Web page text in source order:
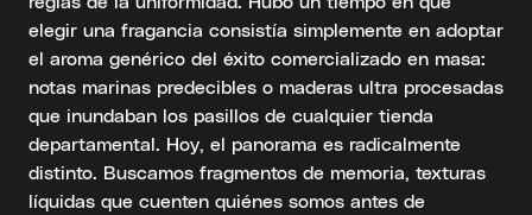
elegir una fragancia consistía simplemente en adoptar
el aroma genérico del éxito comercializado en masa:
notas marinas predecibles o maderas ultra procesadas
que inundaban los pasillos de cualquier tienda
departamental. Hoy, el panorama es radicalmente
distinto. Buscamos fragmentos de memoria, texturas
líquidas que cuenten quiénes somos antes de